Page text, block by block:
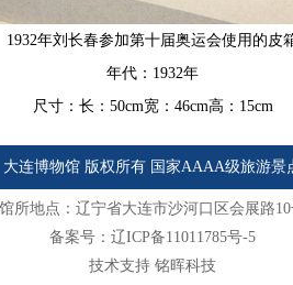
1932年刘长春参加第十届奥运会使用的皮
年代：1932年
尺寸：长：50cm宽：46cm高：15cm
大连博物馆 版权所有 国家AAAA级旅游景
馆所地点：辽宁省大连市沙河口区会展路
备案号：辽ICP备11011785号-5
技术支持 铭晖科技